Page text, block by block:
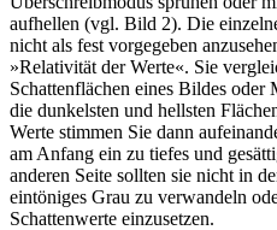
aufhellen (vgl. Bild 2). Die
nicht als fest vorgegeben
»Relativität der Werte«. Sie
Schattenflächen eines Bildes oder
die dunkelsten und hellsten
Werte stimmen Sie dann
am Anfang ein zu tiefes und
anderen Seite sollten sie nicht in
eintöniges Grau zu verwandeln
Schattenwerte einzusetzen.